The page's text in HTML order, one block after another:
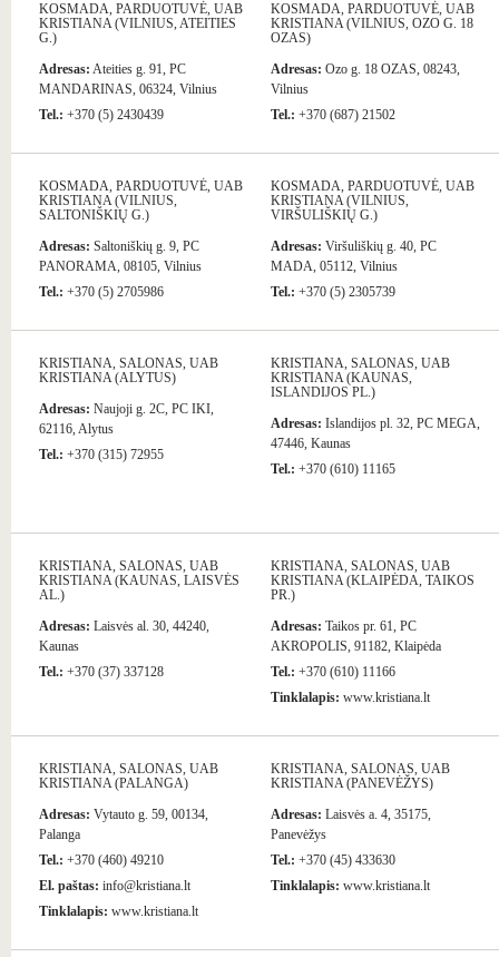
KOSMADA, PARDUOTUVĖ, UAB
KRISTIANA (VILNIUS, ATEITIES
G.)
Adresas: Ateities g. 91, PC
MANDARINAS, 06324, Vilnius
Tel.: +370 (5) 2430439
KOSMADA, PARDUOTUVĖ, UAB
KRISTIANA (VILNIUS, OZO G. 18
OZAS)
Adresas: Ozo g. 18 OZAS, 08243,
Vilnius
Tel.: +370 (687) 21502
KOSMADA, PARDUOTUVĖ, UAB
KRISTIANA (VILNIUS,
SALTONIŠKIŲ G.)
Adresas: Saltoniškių g. 9, PC
PANORAMA, 08105, Vilnius
Tel.: +370 (5) 2705986
KOSMADA, PARDUOTUVĖ, UAB
KRISTIANA (VILNIUS,
VIRŠULIŠKIŲ G.)
Adresas: Viršuliškių g. 40, PC
MADA, 05112, Vilnius
Tel.: +370 (5) 2305739
KRISTIANA, SALONAS, UAB
KRISTIANA (ALYTUS)
Adresas: Naujoji g. 2C, PC IKI,
62116, Alytus
Tel.: +370 (315) 72955
KRISTIANA, SALONAS, UAB
KRISTIANA (KAUNAS,
ISLANDIJOS PL.)
Adresas: Islandijos pl. 32, PC MEGA,
47446, Kaunas
Tel.: +370 (610) 11165
KRISTIANA, SALONAS, UAB
KRISTIANA (KAUNAS, LAISVĖS
AL.)
Adresas: Laisvės al. 30, 44240,
Kaunas
Tel.: +370 (37) 337128
KRISTIANA, SALONAS, UAB
KRISTIANA (KLAIPĖDA, TAIKOS
PR.)
Adresas: Taikos pr. 61, PC
AKROPOLIS, 91182, Klaipėda
Tel.: +370 (610) 11166
Tinklalapis: www.kristiana.lt
KRISTIANA, SALONAS, UAB
KRISTIANA (PALANGA)
Adresas: Vytauto g. 59, 00134,
Palanga
Tel.: +370 (460) 49210
El. paštas: info@kristiana.lt
Tinklalapis: www.kristiana.lt
KRISTIANA, SALONAS, UAB
KRISTIANA (PANEVĖŽYS)
Adresas: Laisvės a. 4, 35175,
Panevėžys
Tel.: +370 (45) 433630
Tinklalapis: www.kristiana.lt